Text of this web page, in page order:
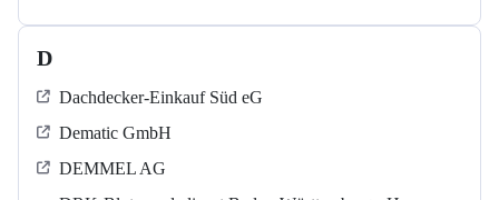
D
Dachdecker-Einkauf Süd eG
Dematic GmbH
DEMMEL AG